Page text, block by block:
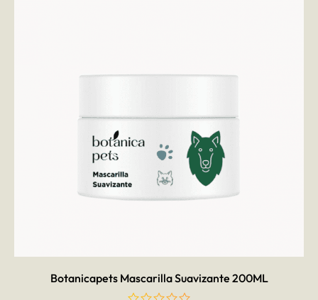
AÑADIR AL CARRITO
Botanicapets Mascarilla Suavizante 200ML